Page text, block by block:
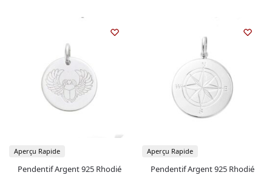
Pendentif Argent 925 Rhodié
Aperçu Rapide
Pendentif Argent 925 Rhodié
Aperçu Rapide